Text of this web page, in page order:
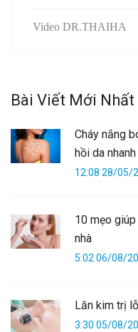
Video DR.THAIHA
Bài Viết Mới Nhất
Cháy nắng
hồi da
12:08 28/05/
10 mẹo
nhà
5:02 06/08/
Lăn kim trị
3:30 05/08/